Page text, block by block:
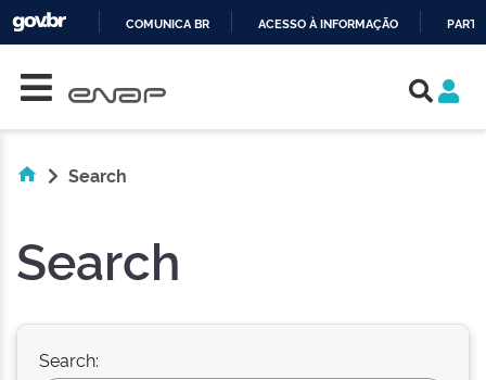
COMUNICA BR ACESSO À INFORMAÇÃO
Search
Search
Search: